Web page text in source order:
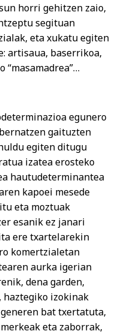
horri gehitzen zaio,
segituan
eta xukatu egiten
artisaua, baserrikoa,
“masamadrea”…
egunero
gaituzten
egiten ditugu
izatea erosteko
hautudeterminantea
kapoei mesede
eta moztuak
esanik ez janari
ere txartelarekin
komertzialetan
aurka igerian
dena garden,
haztegiko izokinak
bat txertatuta,
eta zaborrak,